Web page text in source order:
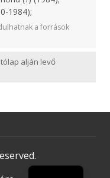
1984);
a források
alján levő